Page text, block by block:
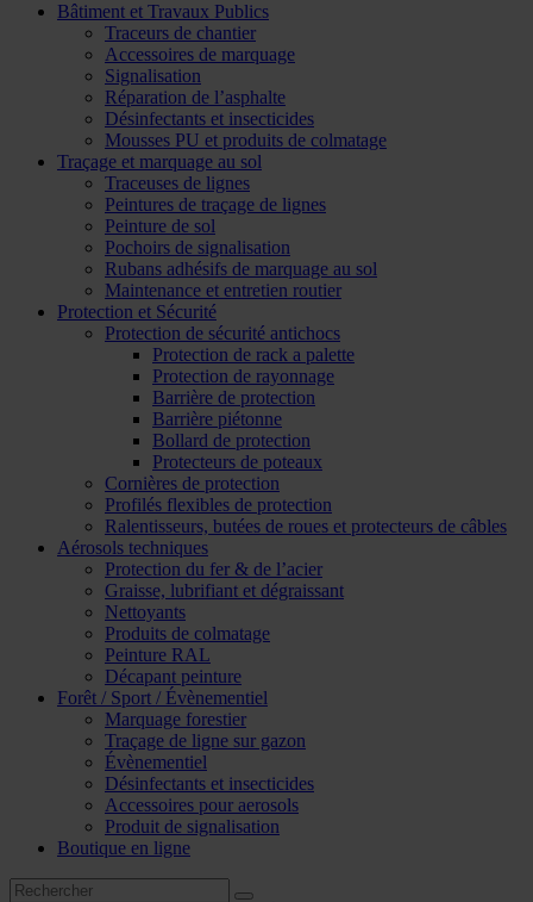
Bâtiment et Travaux Publics
Traceurs de chantier
Accessoires de marquage
Signalisation
Réparation de l’asphalte
Désinfectants et insecticides
Mousses PU et produits de colmatage
Traçage et marquage au sol
Traceuses de lignes
Peintures de traçage de lignes
Peinture de sol
Pochoirs de signalisation
Rubans adhésifs de marquage au sol
Maintenance et entretien routier
Protection et Sécurité
Protection de sécurité antichocs
Protection de rack a palette
Protection de rayonnage
Barrière de protection
Barrière piétonne
Bollard de protection
Protecteurs de poteaux
Cornières de protection
Profilés flexibles de protection
Ralentisseurs, butées de roues et protecteurs de câbles
Aérosols techniques
Protection du fer & de l’acier
Graisse, lubrifiant et dégraissant
Nettoyants
Produits de colmatage
Peinture RAL
Décapant peinture
Forêt / Sport / Évènementiel
Marquage forestier
Traçage de ligne sur gazon
Évènementiel
Désinfectants et insecticides
Accessoires pour aerosols
Produit de signalisation
Boutique en ligne